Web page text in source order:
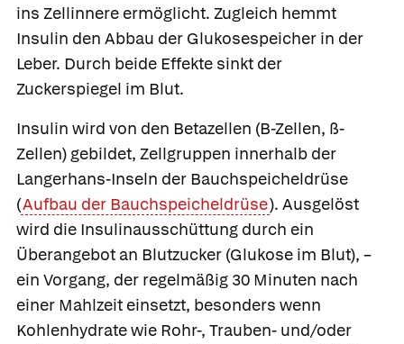
ins Zellinnere ermöglicht. Zugleich hemmt
Insulin den Abbau der Glukosespeicher in der
Leber. Durch beide Effekte sinkt der
Zuckerspiegel im Blut.
Insulin wird von den Betazellen (B-Zellen, ß-
Zellen) gebildet, Zellgruppen innerhalb der
Langerhans-Inseln der Bauchspeicheldrüse
(Aufbau der Bauchspeicheldrüse). Ausgelöst
wird die Insulinausschüttung durch ein
Überangebot an Blutzucker (Glukose im Blut), –
ein Vorgang, der regelmäßig 30 Minuten nach
einer Mahlzeit einsetzt, besonders wenn
Kohlenhydrate wie Rohr-, Trauben- und/oder